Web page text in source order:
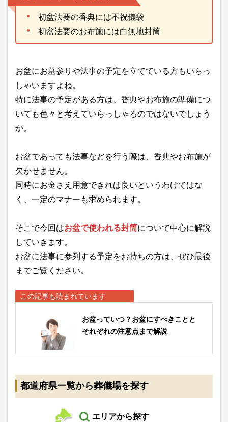
初盆法要の香典には不祝儀袋
初盆法要のお布施には白無地封筒
お盆にお墓参りや法事の予定を立てている方もいらっ
しゃいますよね。
特に法事の予定がある方は、香典やお布施の準備につ
いても色々と考えていらっしゃるのではないでしょう
か。
お盆であっても法事などを行う際は、香典やお布施が
欠かせません。
同時にお金さえ用意できれば良いというわけではな
く、一定のマナーも求められます。
そこで今回はお盆で使われる封筒について中心に解説
していきます。
お盆に法事に参列する予定をお持ちの方は、ぜひ最後
までご覧ください。
この記事も読まれています
お盆っていつ？お盆にすべきことと
それぞれの注意点まで解説
都道府県一覧から葬儀場を探す
エリアから探す